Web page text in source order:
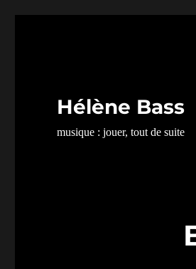
Hélène Bass
musique : jouer, tout de suite